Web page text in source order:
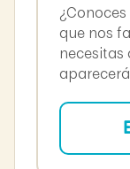
que nos
necesitas